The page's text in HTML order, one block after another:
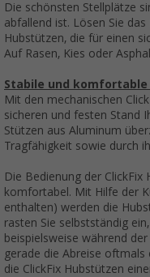
Die schönsten Stellplätze
abfallend ist. Lösen Sie
Hubstützen, die für einen
Auf Rasen, Kies oder
Stabile und
Mit den mechanischen
sicheren und festen Stand
Stützen aus Aluminum
Tragfähigkeit sowie durch
Die Bedienung der
komfortabel. Mit Hilfe der
enthalten) werden die
rasten Sie selbstständig
beispielsweise während
gerade die Abreise
die ClickFix Hubstützen